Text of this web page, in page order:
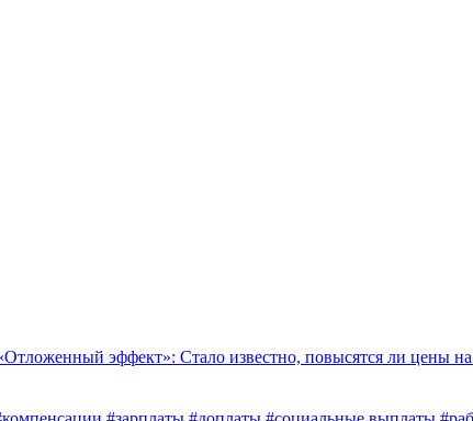
эффект»: Стало известно, повысятся ли цены